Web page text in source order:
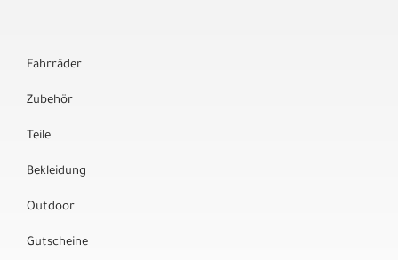
Fahrräder
Zubehör
Teile
Bekleidung
Outdoor
Gutscheine